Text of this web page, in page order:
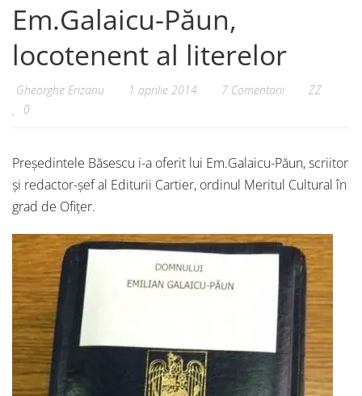
Em.Galaicu-Păun,
locotenent al literelor
Gheorghe Erizanu 1 aprilie 2014 7 Comentarii
ZZ
0
Președintele Băsescu i-a oferit lui Em.Galaicu-Păun, scriitor
și redactor-șef al Editurii Cartier, ordinul Meritul Cultural în
grad de Ofițer.